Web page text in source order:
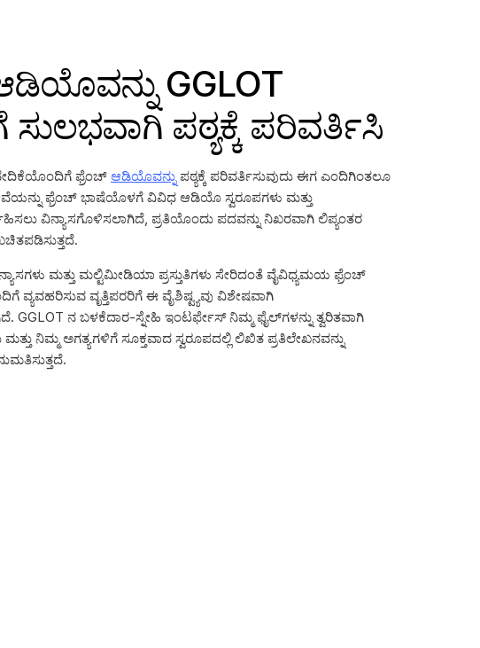
GGLOT
ಪಠ್ಯಕ್ಕೆ ಪರಿವರ್ತಿಸಿ
ಫ್ರೆಂಚ್ ಆಡಿಯೊವನ್ನು ಪಠ್ಯಕ್ಕೆ ಪರಿವರ್ತಿಸುವುದು ಈಗ ಎಂದಿಗಿಂತಲೂ
ಫ್ರೆಂಚ್ ಭಾಷೆಯೊಳಗೆ ವಿವಿಧ ಆಡಿಯೊ ಸ್ವರೂಪಗಳು ಮತ್ತು
ವಿನ್ಯಾಸಗೊಳಿಸಲಾಗಿದೆ, ಪ್ರತಿಯೊಂದು ಪದವನ್ನು ನಿಖರವಾಗಿ ಲಿಪ್ಯಂತರ
ಮತ್ತು ಮಲ್ಟಿಮೀಡಿಯಾ ಪ್ರಸ್ತುತಿಗಳು ಸೇರಿದಂತೆ ವೈವಿಧ್ಯಮಯ ಫ್ರೆಂಚ್
ವೃತ್ತಿಪರರಿಗೆ ಈ ವೈಶಿಷ್ಟ್ಯವು ವಿಶೇಷವಾಗಿ
ನ ಬಳಕೆದಾರ-ಸ್ನೇಹಿ ಇಂಟರ್ಫೇಸ್ ನಿಮ್ಮ ಫೈಲ್‌ಗಳನ್ನು ತ್ವರಿತವಾಗಿ
ನಿಮ್ಮ ಅಗತ್ಯಗಳಿಗೆ ಸೂಕ್ತವಾದ ಸ್ವರೂಪದಲ್ಲಿ ಲಿಖಿತ ಪ್ರತಿಲೇಖನವನ್ನು